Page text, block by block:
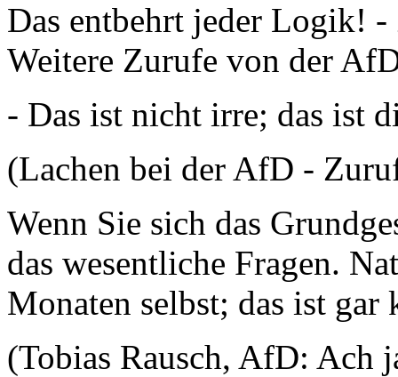
Das entbehrt jeder Logik!
Weitere Zurufe von der
- Das ist nicht irre; das ist
(Lachen bei der AfD -
Wenn Sie sich das
das wesentliche Fragen.
Monaten selbst; das ist gar
(Tobias Rausch, AfD: Ach